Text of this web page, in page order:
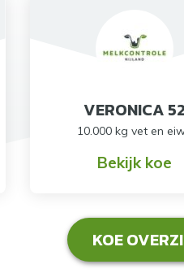
VERONICA 52
10.000 kg vet en
Bekijk koe
KOE